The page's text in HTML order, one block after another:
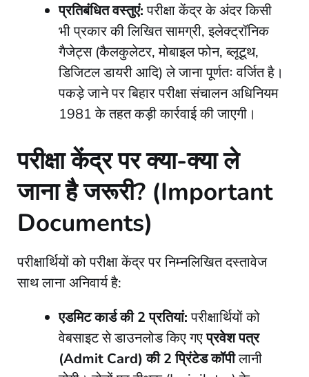
प्रतिबंधित वस्तुएं:परीक्षा केंद्र के अंदर किसी
भी प्रकार की लिखित सामग्री, इलेक्ट्रॉनिक
गैजेट्स (कैलकुलेटर, मोबाइल फोन, ब्लूटूथ,
डिजिटल डायरी आदि) ले जाना पूर्णतः वर्जित है।
पकड़े जाने पर बिहार परीक्षा संचालन अधिनियम
1981 के तहत कड़ी कार्रवाई की जाएगी।
​परीक्षा केंद्र पर क्या-क्या ले
जाना है जरूरी? (Important
Documents)
​परीक्षार्थियों को परीक्षा केंद्र पर निम्नलिखित दस्तावेज
साथ लाना अनिवार्य है:
एडमिट कार्ड की 2 प्रतियां:परीक्षार्थियों को
वेबसाइट से डाउनलोड किए गएप्रवेश पत्र
(Admit Card) की 2 प्रिंटेड कॉपीलानी